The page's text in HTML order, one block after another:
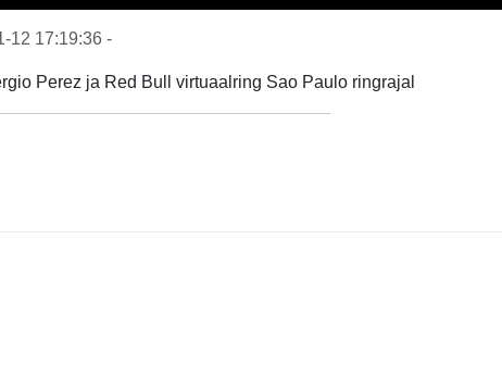
12 17:19:36 -
Perez ja Red Bull virtuaalring Sao Paulo ringrajal